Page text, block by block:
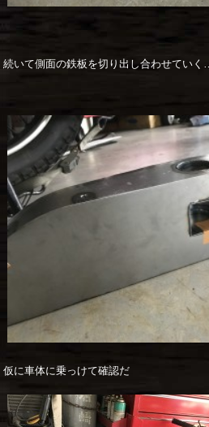
続いて側面の鉄板を切り出し合わせていく…
仮に車体に乗っけて確認だ